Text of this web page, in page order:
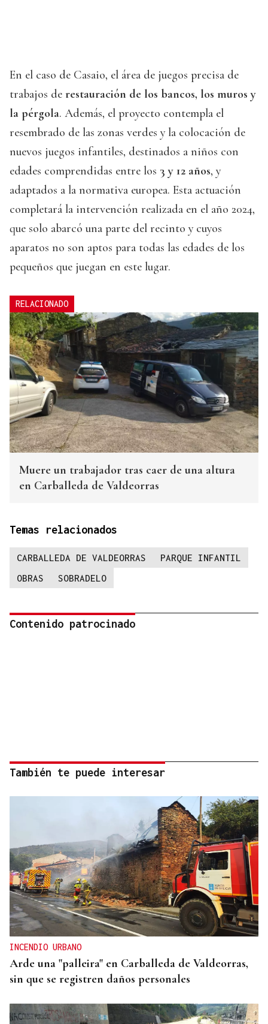
En el caso de Casaio, el área de juegos precisa de
trabajos de restauración de los bancos, los muros y
la pérgola. Además, el proyecto contempla el
resembrado de las zonas verdes y la colocación de
nuevos juegos infantiles, destinados a niños con
edades comprendidas entre los 3 y 12 años, y
adaptados a la normativa europea. Esta actuación
completará la intervención realizada en el año 2024,
que solo abarcó una parte del recinto y cuyos
aparatos no son aptos para todas las edades de los
pequeños que juegan en este lugar.
RELACIONADO
Muere un trabajador tras caer de una altura
en Carballeda de Valdeorras
Temas relacionados
CARBALLEDA DE VALDEORRAS
PARQUE INFANTIL
OBRAS
SOBRADELO
Contenido patrocinado
También te puede interesar
INCENDIO URBANO
Arde una "palleira" en Carballeda de Valdeorras,
sin que se registren daños personales